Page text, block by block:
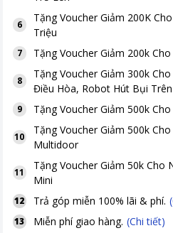
6
TặngVoucher Giảm 200K
Triệu
7 TặngVoucher Giảm 200k
8
TặngVoucher Giảm 300k
Điều Hòa, Robot Hút Bụi
9 TặngVoucher Giảm 500k
10
TặngVoucher Giảm 500k
Multidoor
11
TặngVoucher Giảm 50k Cho
Mini
12 Trả góp miễn 100% lãi & phí.
13 Miễn phí giao hàng. (Chi tiết)